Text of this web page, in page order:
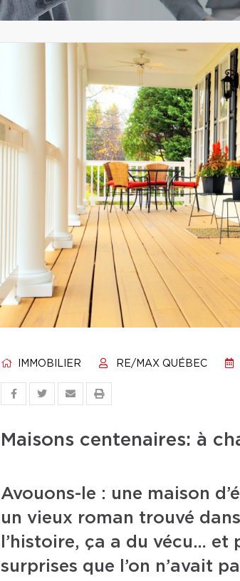
IMMOBILIER RE/MAX QUÉBEC
Maisons centenaires: à
Avouons-le : une maison
un vieux roman trouvé
l’histoire, ça a du vécu… et
surprises que l’on n’avait